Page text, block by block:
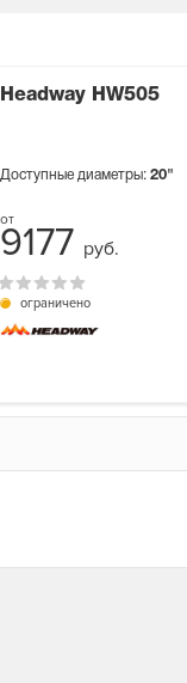
Headway HW505
Доступные диаметры: 20"
9177 руб.
ограничено